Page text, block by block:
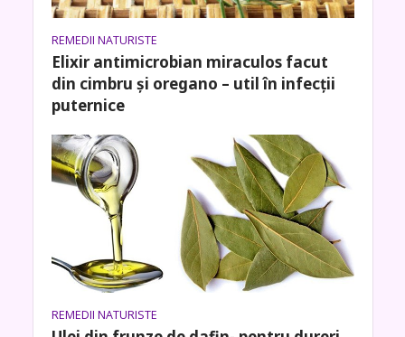
REMEDII NATURISTE
Elixir antimicrobian miraculos facut
din cimbru și oregano – util în infecții
puternice
REMEDII NATURISTE